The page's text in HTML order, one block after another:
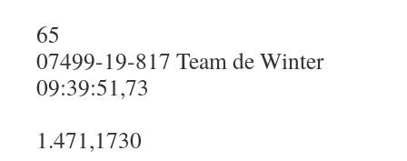
65
07499-19-817 Team de Winter
09:39:51,73
1.471,1730